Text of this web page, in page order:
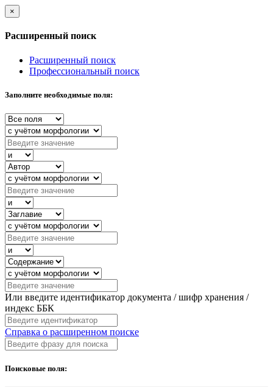
×
Расширенный поиск
Расширенный поиск
Профессиональный поиск
Заполните необходимые поля:
Или введите идентификатор документа / шифр хранения /
индекс ББК
Справка о расширенном поиске
Поисковые поля: